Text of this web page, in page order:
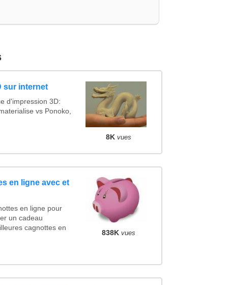
sur internet
d'impression 3D:
vs Ponoko,
8K vues
en ligne avec et
en ligne pour
un cadeau
cagnottes en
838K vues